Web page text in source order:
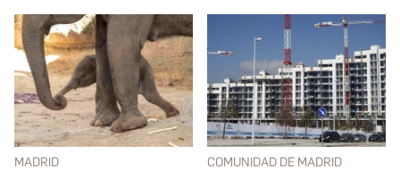
MADRID COMUNIDAD DE MADRID